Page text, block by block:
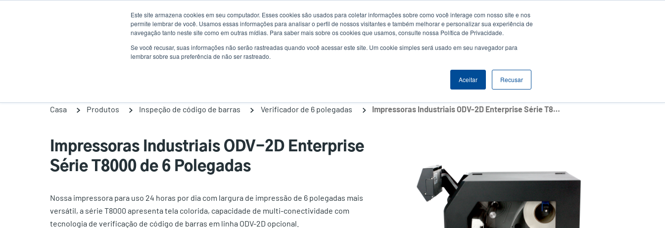
Este site armazena cookies em seu computador. Esses cookies são usados para coletar informações sobre como você interage com nosso site e nos
permite lembrar de você. Usamos essas informações para analisar o perfil de nossos visitantes e também melhorar e personalizar sua experiência de
navegação tanto neste site como em outras mídias. Para saber mais sobre os cookies que usamos, consulte nossa Política de Privacidade.
Se você recusar, suas informações não serão rastreadas quando você acessar este site. Um cookie simples será usado em seu navegador para
lembrar sobre sua preferência de não ser rastreado.
Aceitar Recusar
User
account
Notícias Empresa
User
Anonymous
Login / Registro
Produtos Soluções Serviço Suporte e downloads Sócios Seletor de Produto
Casa Produtos Inspeção de código de barras Verificador de 6 polegadas Impressoras Industriais ODV-2D Enterprise Série T8000 de 6 Polegadas
Impressoras Industriais ODV-2D Enterprise
Série T8000 de 6 Polegadas
Nossa impressora para uso 24 horas por dia com largura de impressão de 6 polegadas mais
versátil, a série T8000 apresenta tela colorida, capacidade de multi-conectividade com
tecnologia de verificação de código de barras em linha ODV-2D opcional.